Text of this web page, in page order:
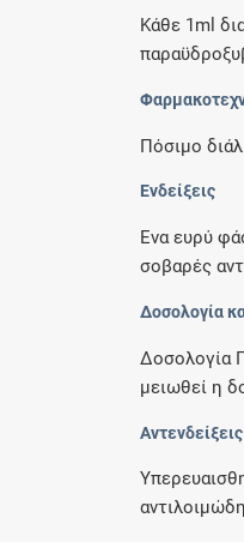
Κάθε 1ml
Πόσιμο
Ενδείξεις
Ένα ευρύ
σοβαρές
Δοσολογία
Δοσολογία
μειωθεί η
Αντενδείξεις